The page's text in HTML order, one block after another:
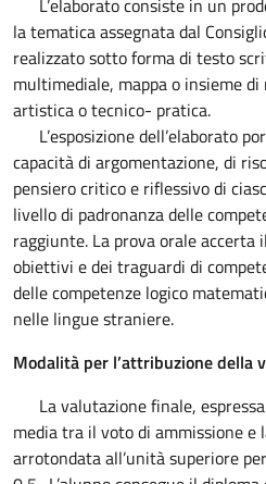
L’elaborato consiste in un
la tematica assegnata dal
realizzato sotto forma di testo
multimediale, mappa o insieme
artistica o tecnico- pratica.
L’esposizione dell’elaborato
capacità di argomentazione, di
pensiero critico e riflessivo di
livello di padronanza delle
raggiunte. La prova orale accerta
obiettivi e dei traguardi di
delle competenze logico
nelle lingue straniere.
Modalità per l’attribuzione della
La valutazione finale,
media tra il voto di ammissione e
arrotondata all’unità superiore